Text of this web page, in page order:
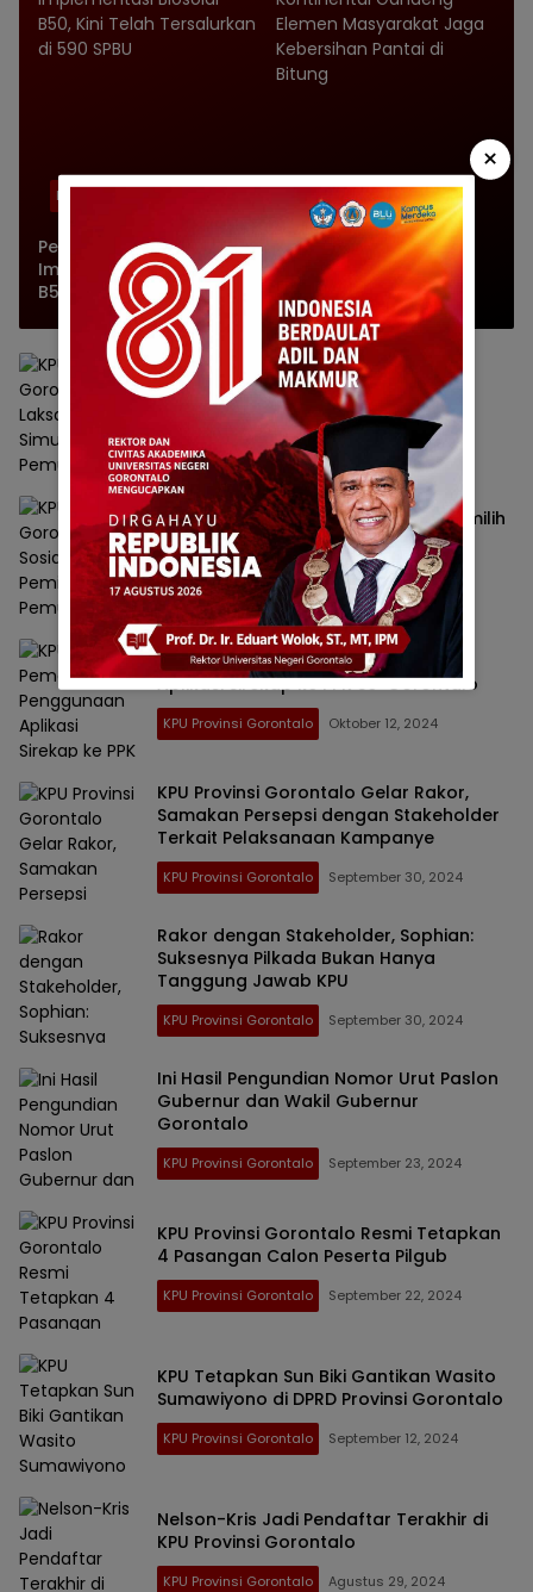
Kontrol
Pertamina Perluas
Implementasi Biosolar
B50, Kini Telah
Tersalurkan di 590 SPBU
Kontrol
Pertamina Trans
Kontinental Gandeng
Elemen Masyarakat
Jaga Kebersihan Pantai
di Bitung
KPU Gorontalo Laksanakan Simulasi
Pemungutan dan Perhitungan Suara
KPU Provinsi Gorontalo Oktober 24, 2024
KPU Gorontalo Beri Sosialisasi ke Pemilih
Pemula di Ponpes Darul Madinah
KPU Provinsi Gorontalo Oktober 22, 2024
KPU Beri Pemahaman Penggunaan
Aplikasi Sirekap ke PPK Se-Gorontalo
KPU Provinsi Gorontalo Oktober 12, 2024
KPU Provinsi Gorontalo Gelar Rakor,
Samakan Persepsi dengan Stakeholder
Terkait Pelaksanaan Kampanye
KPU Provinsi Gorontalo September 30, 2024
Rakor dengan Stakeholder, Sophian:
Suksesnya Pilkada Bukan Hanya
Tanggung Jawab KPU
KPU Provinsi Gorontalo September 30, 2024
Ini Hasil Pengundian Nomor Urut Paslon
Gubernur dan Wakil Gubernur
Gorontalo
KPU Provinsi Gorontalo September 23, 2024
KPU Provinsi Gorontalo Resmi Tetapkan
4 Pasangan Calon Peserta Pilgub
KPU Provinsi Gorontalo September 22, 2024
KPU Tetapkan Sun Biki Gantikan Wasito
Sumawiyono di DPRD Provinsi Gorontalo
KPU Provinsi Gorontalo September 12, 2024
Nelson-Kris Jadi Pendaftar Terakhir di
KPU Provinsi Gorontalo
KPU Provinsi Gorontalo Agustus 29, 2024
×